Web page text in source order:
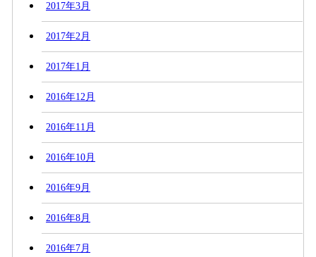
2017年3月
2017年2月
2017年1月
2016年12月
2016年11月
2016年10月
2016年9月
2016年8月
2016年7月